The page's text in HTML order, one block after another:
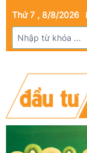
Thứ 7 , 8/8/2026